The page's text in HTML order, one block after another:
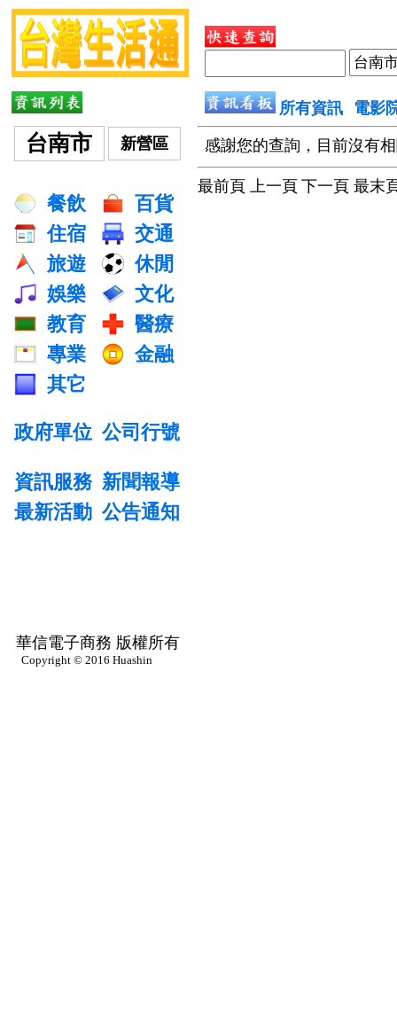
台南市 新營區
餐飲
百貨
住宿
交通
旅遊
休閒
娛樂
文化
教育
醫療
專業
金融
其它
政府單位 公司行號
資訊服務 新聞報導
最新活動 公告通知
所有資訊 電影
感謝您的查詢，目前沒有
最前頁 上一頁 下一頁 最末
華信電子商務 版權所有
Copyright © 2016 Huashin